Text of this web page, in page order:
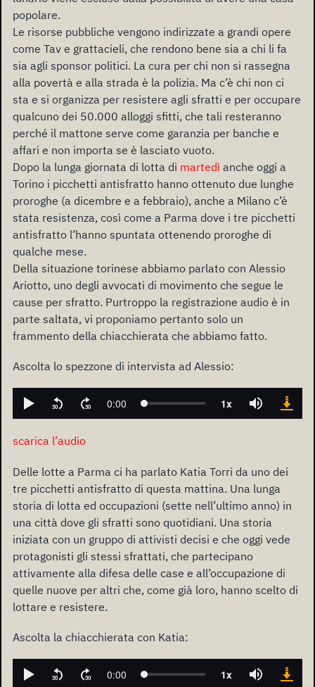
popolare.
Le risorse pubbliche vengono indirizzate a grandi opere
come Tav e grattacieli, che rendono bene sia a chi li fa
sia agli sponsor politici. La cura per chi non si rassegna
alla povertà e alla strada è la polizia. Ma c’è chi non ci
sta e si organizza per resistere agli sfratti e per occupare
qualcuno dei 50.000 alloggi sfitti, che tali resteranno
perché il mattone serve come garanzia per banche e
affari e non importa se è lasciato vuoto.
Dopo la lunga giornata di lotta di martedì anche oggi a
Torino i picchetti antisfratto hanno ottenuto due lunghe
proroghe (a dicembre e a febbraio), anche a Milano c’è
stata resistenza, così come a Parma dove i tre picchetti
antisfratto l’hanno spuntata ottenendo proroghe di
qualche mese.
Della situazione torinese abbiamo parlato con Alessio
Ariotto, uno degli avvocati di movimento che segue le
cause per sfratto. Purtroppo la registrazione audio è in
parte saltata, vi proponiamo pertanto solo un
frammento della chiacchierata che abbiamo fatto.
Ascolta lo spezzone di intervista ad Alessio:
scarica l’audio
Delle lotte a Parma ci ha parlato Katia Torri da uno dei
tre picchetti antisfratto di questa mattina. Una lunga
storia di lotta ed occupazioni (sette nell’ultimo anno) in
una città dove gli sfratti sono quotidiani. Una storia
iniziata con un gruppo di attivisti decisi e che oggi vede
protagonisti gli stessi sfrattati, che partecipano
attivamente alla difesa delle case e all’occupazione di
quelle nuove per altri che, come già loro, hanno scelto di
lottare e resistere.
Ascolta la chiacchierata con Katia: